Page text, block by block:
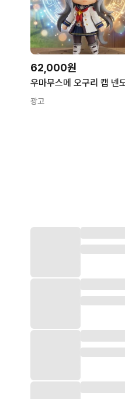
62,000원
광고